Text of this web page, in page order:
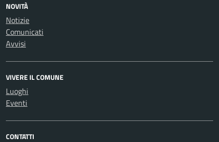
NOVITÀ
Notizie
Comunicati
Avvisi
VIVERE IL COMUNE
Luoghi
Eventi
CONTATTI